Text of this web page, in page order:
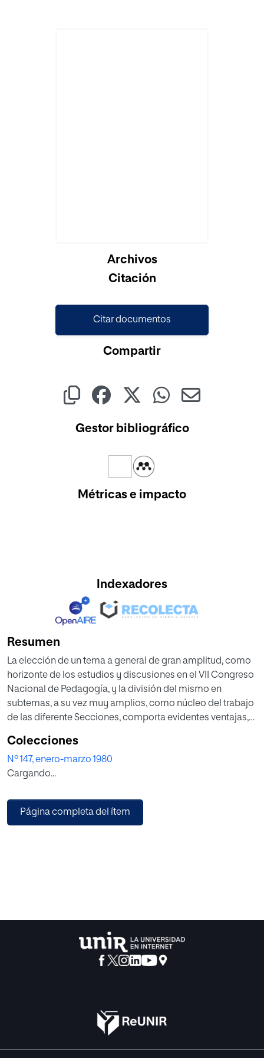
Archivos
Citación
Citar documentos
Compartir
Gestor bibliográfico
Métricas e impacto
Indexadores
Resumen
La elección de un tema a general de gran amplitud, como
horizonte de los estudios y discusiones en el VII Congreso
Nacional de Pedagogía, y la división del mismo en
subtemas, a su vez muy amplios, como núcleo del trabajo
de las diferente Secciones, comporta evidentes ventajas,
del cual debe incluir prácticamente cualquier aspecto de
la educación; eso sí, en la adecuada perspectiva. Pero, al
mismo tiempo, exige un alto grado de autodisciplina al
hacen referencia a la investigación pedagógica y a la
formación del profesorado, y, además, han surgido de la
Colecciones
Nº 147, enero-marzo 1980
Cargando...
Página completa del ítem